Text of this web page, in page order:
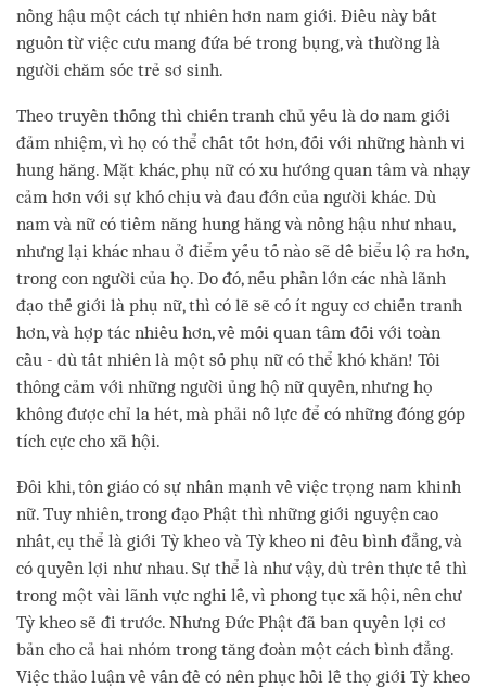
nồng hậu một cách tự nhiên hơn nam giới. Điều này bắt
nguồn từ việc cưu mang đứa bé trong bụng, và thường là
người chăm sóc trẻ sơ sinh.
Theo truyền thống thì chiến tranh chủ yếu là do nam giới
đảm nhiệm, vì họ có thể chất tốt hơn, đối với những hành vi
hung hăng. Mặt khác, phụ nữ có xu hướng quan tâm và nhạy
cảm hơn với sự khó chịu và đau đớn của người khác. Dù
nam và nữ có tiềm năng hung hăng và nồng hậu như nhau,
nhưng lại khác nhau ở điểm yếu tố nào sẽ dễ biểu lộ ra hơn,
trong con người của họ. Do đó, nếu phần lớn các nhà lãnh
đạo thế giới là phụ nữ, thì có lẽ sẽ có ít nguy cơ chiến tranh
hơn, và hợp tác nhiều hơn, về mối quan tâm đối với toàn
cầu - dù tất nhiên là một số phụ nữ có thể khó khăn! Tôi
thông cảm với những người ủng hộ nữ quyền, nhưng họ
không được chỉ la hét, mà phải nỗ lực để có những đóng góp
tích cực cho xã hội.
Đôi khi, tôn giáo có sự nhấn mạnh về việc trọng nam khinh
nữ. Tuy nhiên, trong đạo Phật thì những giới nguyện cao
nhất, cụ thể là giới Tỳ kheo và Tỳ kheo ni đều bình đẳng, và
có quyền lợi như nhau. Sự thể là như vậy, dù trên thực tế thì
trong một vài lãnh vực nghi lễ, vì phong tục xã hội, nên chư
Tỳ kheo sẽ đi trước. Nhưng Đức Phật đã ban quyền lợi cơ
bản cho cả hai nhóm trong tăng đoàn một cách bình đẳng.
Việc thảo luận về vấn đề có nên phục hồi lễ thọ giới Tỳ kheo